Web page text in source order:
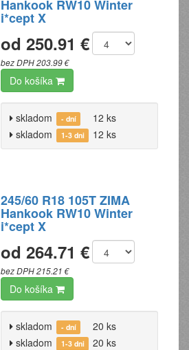
Hankook RW10 Winter
i*cept X
od 250.91 €
bez DPH 203.99 €
Do košíka
skladom - dní
12 ks
skladom
1-3 dni 12 ks
245/60 R18 105T ZIMA
Hankook RW10 Winter
i*cept X
od 264.71 €
bez DPH 215.21 €
Do košíka
skladom - dní
20 ks
skladom
1-3 dni 20 ks